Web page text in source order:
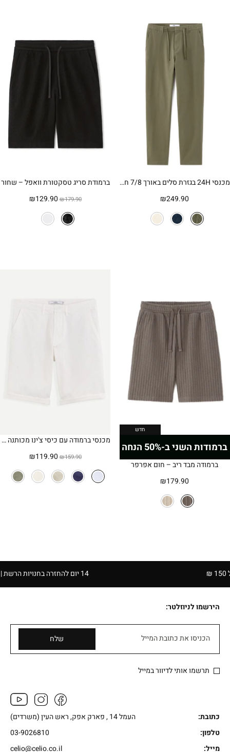
מכנסי 24H בגזרת סלים באורך 7/8 חלקים – ירוק חאקי
₪249.90
ברמודת סריג טסקטורת וואפל – שחור
₪179.90
המחיר
היה:
₪129.90
חדש
ברמודות השני ב-50% הנחה
ברמודה מבד ריב – חום אפרפר
₪179.90
מכנסי ברמודה עם כיסי צ'ינו מכותנה נמתחת
₪159.90
המחיר
היה:
₪119.90
הוא:
הירשמו לניוזלטר:
הכניסו את כתובת המייל שלח
תרשמו אותי לדיוור במייל
כתובת:
העמל 14 , פארק אפק, ראש העין (משרדים)
טלפון:
03-9026810
מייל:
celio@celio.co.il